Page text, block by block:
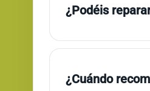
¿Podéis
¿Cuándo